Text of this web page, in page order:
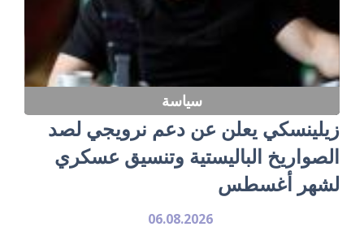
سياسة
زيلينسكي يعلن عن دعم نرويجي لصد
الصواريخ الباليستية وتنسيق عسكري
لشهر أغسطس
06.08.2026